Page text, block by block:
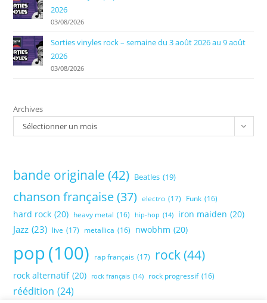
2026
03/08/2026
Sorties vinyles rock – semaine du 3 août 2026 au 9 août
2026
03/08/2026
Archives
Sélectionner un mois
bande originale (42) Beatles (19)
chanson française (37) electro (17) Funk (16)
hard rock (20) heavy metal (16) hip-hop (14) iron maiden (20)
Jazz (23) live (17) metallica (16) nwobhm (20)
pop(100) rap français (17) rock(44)
rock alternatif (20) rock français (14) rock progressif (16)
réédition (24)